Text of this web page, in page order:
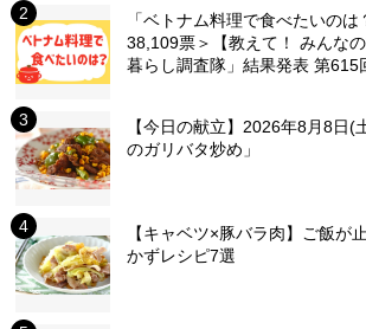
「ベトナム料理で食べたいのは
38,109票＞【教えて！ みんな
暮らし調査隊」結果発表 第615
【今日の献立】2026年8月8日(
のガリバタ炒め」
【キャベツ×豚バラ肉】ご飯が
かずレシピ7選